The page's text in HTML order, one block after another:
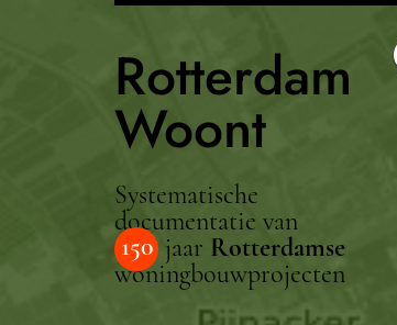
Rotterdam
Woont
Systematische
documentatie van
150 jaar Rotterdamse
woningbouwprojecten